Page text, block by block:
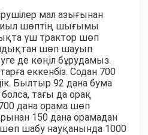
мал азығынан
биыл шөптің шығымы
үш трактор шөп
шөп шауып
де көңіл бұрудамыз.
еккенбіз. Содан 700
Былтыр 92 дана бума
тағы да орақ
дана орама шөп
150 дана орамадан
шабу науқанында 1000